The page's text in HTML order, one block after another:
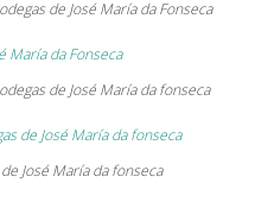
de José María da Fonseca
de José María da fonseca
José María da fonseca